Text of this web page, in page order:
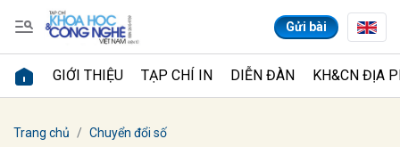
Gửi bài
GIỚI THIỆU TẠP CHÍ IN DIỄN ĐÀN KH&CN ĐỊA
Trang chủ Chuyển đổi số
Gửi bình luận